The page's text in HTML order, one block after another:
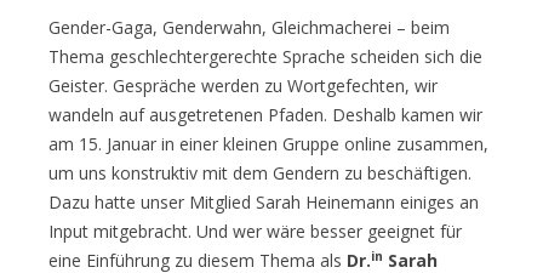
Gender-Gaga, Genderwahn, Gleichmacherei – beim
Thema geschlechtergerechte Sprache scheiden sich die
Geister. Gespräche werden zu Wortgefechten, wir
wandeln auf ausgetretenen Pfaden. Deshalb kamen wir
am 15. Januar in einer kleinen Gruppe online zusammen,
um uns konstruktiv mit dem Gendern zu beschäftigen.
Dazu hatte unser Mitglied Sarah Heinemann einiges an
Input mitgebracht. Und wer wäre besser geeignet für
eine Einführung zu diesem Thema als Dr.in Sarah